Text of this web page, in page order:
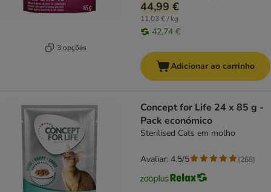
3 opções
44,99 €
11,03 € / kg
42,74 €
Adicionar ao carrinho
Concept for Life 24 x 85 g -
Pack económico
Sterilised Cats em molho
Avaliar: 4.5/5 (268)